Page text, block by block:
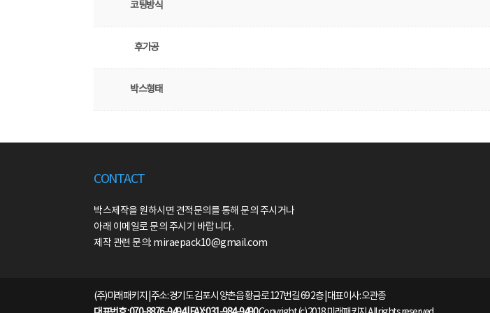
코팅방식
후가공
박스형태
CONTACT
박스제작을 원하시면 견적문의를 통해 문의 주시거나
아래 이메일로 문의 주시기 바랍니다.
제작 관련 문의: miraepack10@gmail.com
(주)미래패키지 | 주소: 경기도 김포시 양촌읍 황금로 127번길 69 2층 | 대표이사: 오관종